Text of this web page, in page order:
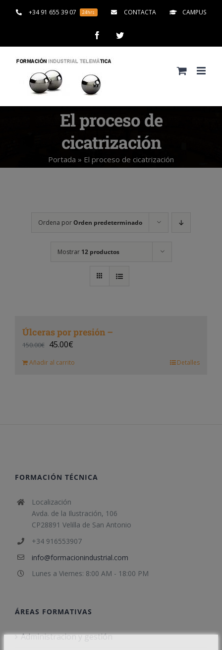
+34 91 655 39 07 24hrs CONTACTA CAMPUS
FacebookTwitter
El proceso de
cicatrización
Portada » El proceso de cicatrización
Ordena porOrden predeterminado
Mostrar 12 productos
Úlceras por presión –
150.00€ 45.00€
Añadir al carrito Detalles
FORMACIÓN TÉCNICA
Localización
Avda. de la Ilustración, 106
CP28891 Velilla de San Antonio
+34 916553907
info@formacionindustrial.com
Lunes a Viernes: 8:00 AM - 18:00 PM
ÁREAS FORMATIVAS
Administracion y gestión